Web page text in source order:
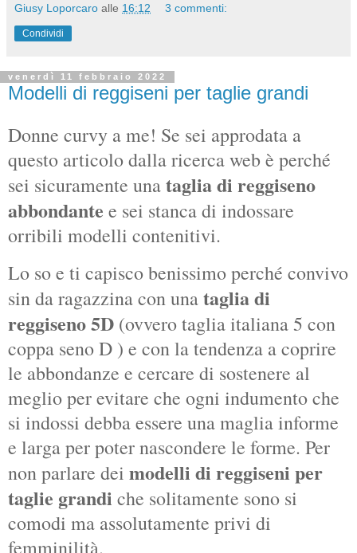
Giusy Loporcaro alle 16:12 3 commenti:
Condividi
venerdì 11 febbraio 2022
Modelli di reggiseni per taglie grandi
Donne curvy a me! Se sei approdata a
questo articolo dalla ricerca web è perché
sei sicuramente unataglia di reggiseno
abbondante e sei stanca di indossare
orribili modelli contenitivi.
Lo so e ti capisco benissimo perché convivo
sin da ragazzina con unataglia di
reggiseno 5D (ovvero taglia italiana 5 con
coppa seno D ) e con la tendenza a coprire
le abbondanze e cercare di sostenere al
meglio per evitare che ogni indumento che
si indossi debba essere una maglia informe
e larga per poter nascondere le forme. Per
non parlare dei modelli di reggiseni per
taglie grandi che solitamente sono si
comodi ma assolutamente privi di
femminilità.